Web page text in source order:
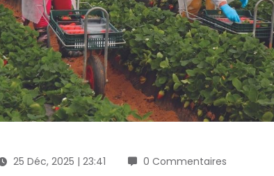
25 Déc, 2025 | 23:41 0 Commentaires